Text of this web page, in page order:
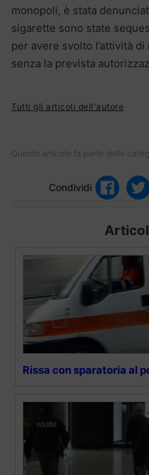
monopoli, è stata
sigarette sono state
per avere svolto l’attività
senza la prevista
Tutti gli articoli dell'autore
Questo articolo fa parte delle
Condividi
Rissa con sparatoria al